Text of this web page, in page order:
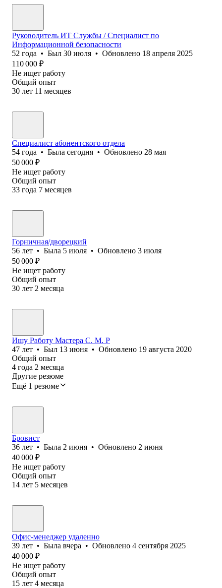
Руководитель ИТ Службы / Специалист по
Информационной безопасности
52 года • Был 30 июля • Обновлено 18 апреля 2025
110 000 ₽
Не ищет работу
Общий опыт
30 лет 11 месяцев
Специалист абонентского отдела
54 года • Была сегодня • Обновлено 28 мая
50 000 ₽
Не ищет работу
Общий опыт
33 года 7 месяцев
Горничная/дворецкий
56 лет • Была 5 июля • Обновлено 3 июля
50 000 ₽
Не ищет работу
Общий опыт
30 лет 2 месяца
Ишу Работу Мастера С. М. Р
47 лет • Был 13 июня • Обновлено 19 августа 2020
Общий опыт
4 года 2 месяца
Другие резюме
Ещё 1 резюме
Бровист
36 лет • Была 2 июня • Обновлено 2 июня
40 000 ₽
Не ищет работу
Общий опыт
14 лет 5 месяцев
Офис-менеджер удаленно
39 лет • Была вчера • Обновлено 4 сентября 2025
40 000 ₽
Не ищет работу
Общий опыт
15 лет 4 месяца